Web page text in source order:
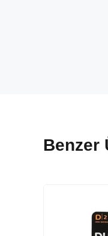
Benzer